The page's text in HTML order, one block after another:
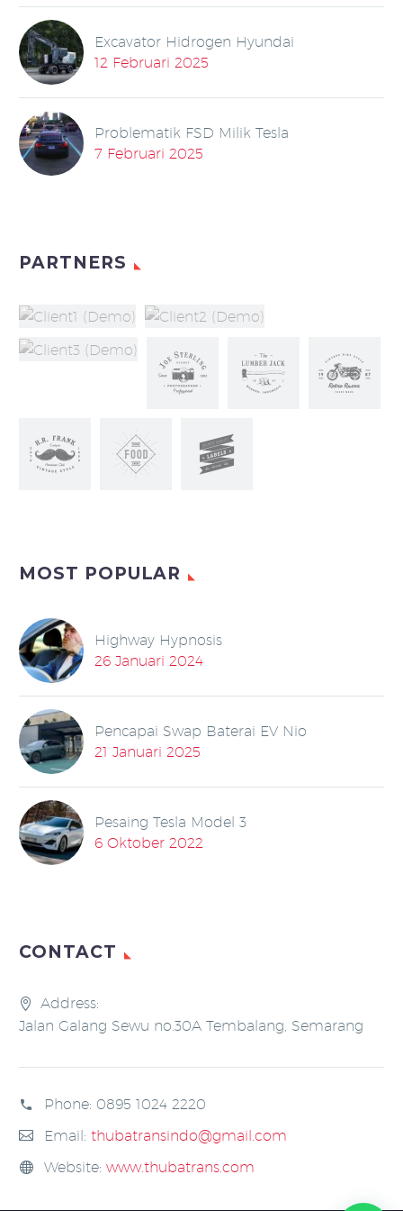
Excavator Hidrogen Hyundai
12 Februari 2025
Problematik FSD Milik Tesla
7 Februari 2025
PARTNERS
MOST POPULAR
Highway Hypnosis
26 Januari 2024
Pencapai Swap Baterai EV Nio
21 Januari 2025
Pesaing Tesla Model 3
6 Oktober 2022
CONTACT
Address:
Jalan Galang Sewu no.30A Tembalang, Semarang
Phone: 0895 1024 2220
Email: thubatransindo@gmail.com
Website: www.thubatrans.com